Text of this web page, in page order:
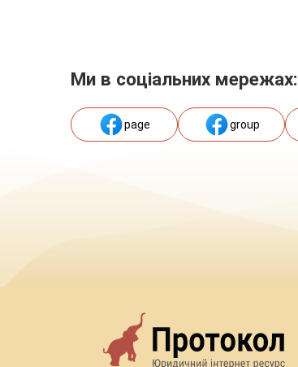
Ми в соціальних мережах:
page group